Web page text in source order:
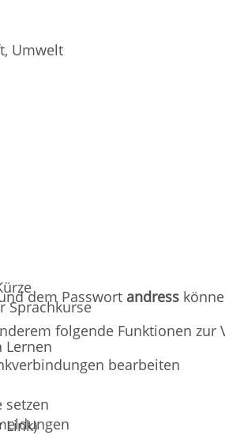
Umwelt
Sprachkurse
Lernen
Link)
dem Passwort andress
folgende Funktionen zur
bearbeiten
setzen